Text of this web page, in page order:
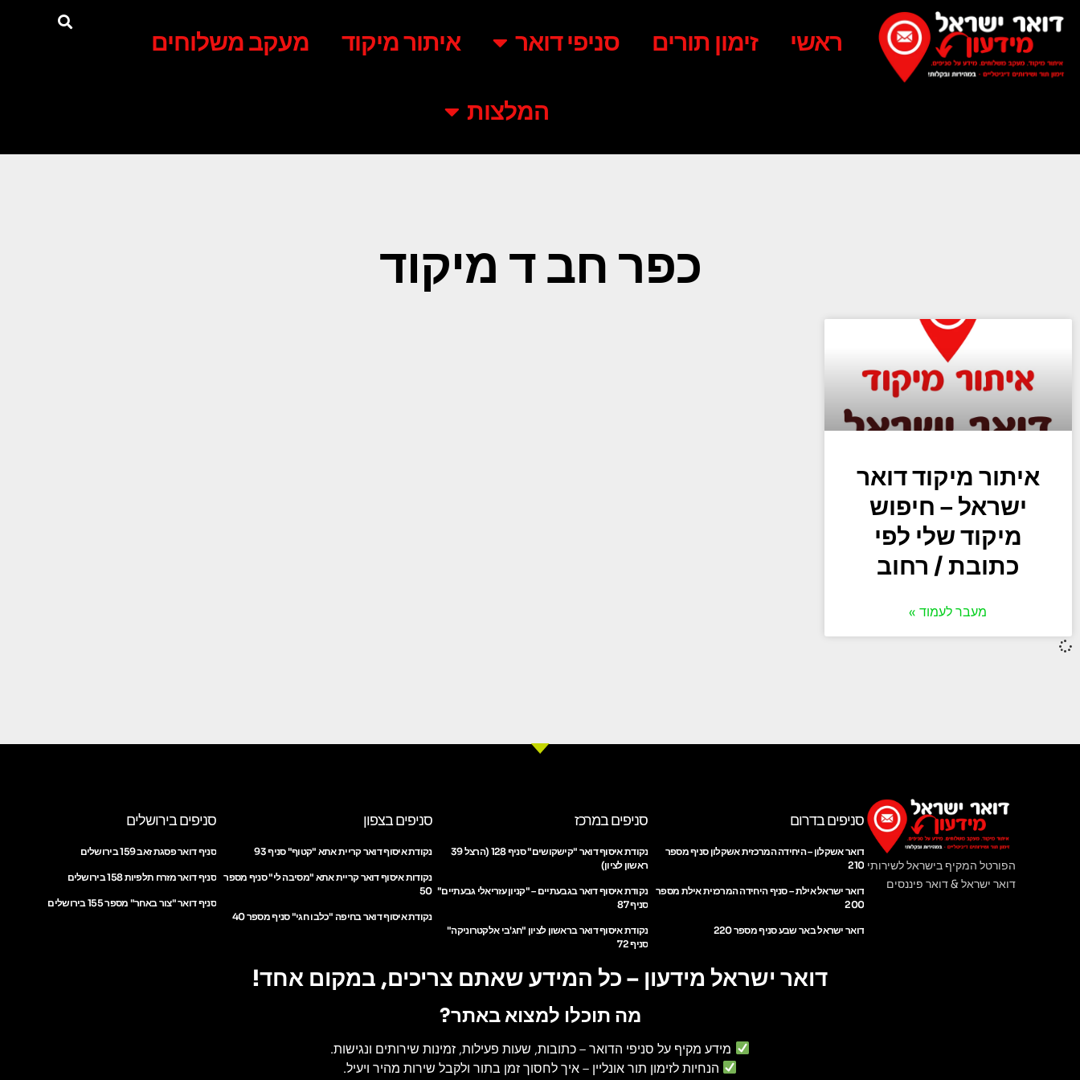
ראשי זימון תורים סניפי דואר איתור מיקוד מעקב משלוחים
המלצות
כפר חב ד מיקוד
איתור מיקוד דואר
ישראל – חיפוש
מיקוד שלי לפי
כתובת / רחוב
מעבר לעמוד »
הפורטל המקיף בישראל לשירותי
דואר ישראל & דואר פיננסים
סניפים בדרום
דואר אשקלון – היחידה המרכזית אשקלון סניף מספר
210
דואר ישראל אילת – סניף היחידה המרכזית אילת מספר
200
דואר ישראל באר שבע סניף מספר 220
סניפים במרכז
נקודת איסוף דואר "קישקושים" סניף 128 (הרצל 39
ראשון לציון)
נקודת איסוף דואר בגבעתיים – "קניון עזריאלי גבעתיים"
סניף 87
נקודת איסוף דואר בראשון לציון "חג'בי אלקטרוניקה"
סניף 72
סניפים בצפון
נקודת איסוף דואר קריית אתא "קטוף" סניף 93
נקודות איסוף דואר קריית אתא "מסיבה לי" סניף מספר
50
נקודת איסוף דואר בחיפה "כלבו חגי" סניף מספר 40
סניפים בירושלים
סניף דואר פסגת זאב 159 בירושלים
סניף דואר מזרח תלפיות 158 בירושלים
סניף דואר "צור באחר" מספר 155 בירושלים
דואר ישראל מידעון – כל המידע שאתם צריכים, במקום אחד!
מה תוכלו למצוא באתר?
מידע מקיף על סניפי הדואר– כתובות, שעות פעילות, זמינות שירותים ונגישות.
הנחיות לזימון תור אונליין – איך לחסוך זמן בתור ולקבל שירות מהיר ויעיל.